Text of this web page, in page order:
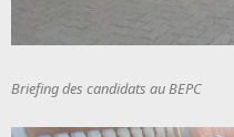
Briefing des candidats au BEPC